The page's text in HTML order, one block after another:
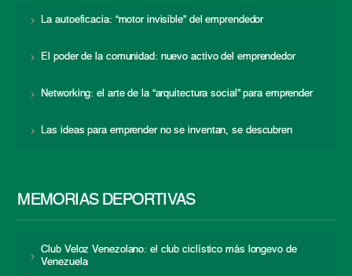
La autoeficacia: “motor invisible” del emprendedor
El poder de la comunidad: nuevo activo del emprendedor
Networking: el arte de la “arquitectura social” para emprender
Las ideas para emprender no se inventan, se descubren
MEMORIAS DEPORTIVAS
Club Veloz Venezolano: el club ciclístico más longevo de
Venezuela